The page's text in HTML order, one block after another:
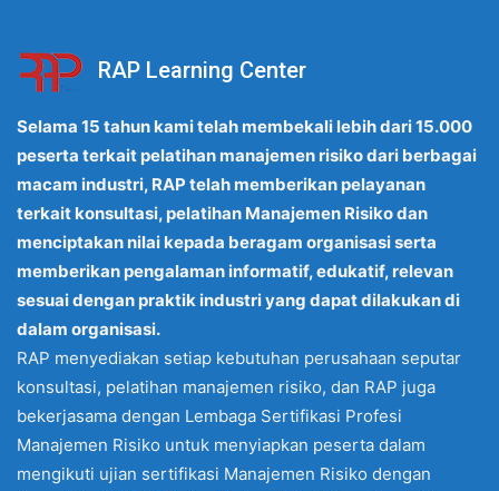
RAP Learning Center
Selama 15 tahun kami telah membekali lebih dari 15.000
peserta terkait pelatihan manajemen risiko dari berbagai
macam industri, RAP telah memberikan pelayanan
terkait konsultasi, pelatihan Manajemen Risiko dan
menciptakan nilai kepada beragam organisasi serta
memberikan pengalaman informatif, edukatif, relevan
sesuai dengan praktik industri yang dapat dilakukan di
dalam organisasi.
RAP menyediakan setiap kebutuhan perusahaan seputar
konsultasi, pelatihan manajemen risiko, dan RAP juga
bekerjasama dengan Lembaga Sertifikasi Profesi
Manajemen Risiko untuk menyiapkan peserta dalam
mengikuti ujian sertifikasi Manajemen Risiko dengan